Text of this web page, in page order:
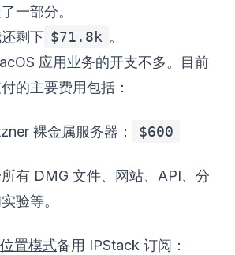
一部分。
剩下 $71.8k 。
应用业务的开支不多。目前
的主要费用包括：
裸金属服务器： $600
有 DMG 文件、网站、API、分
验等。
位置模式备用 IPStack 订阅：